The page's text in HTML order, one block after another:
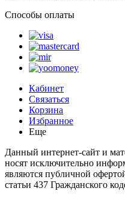
Способы оплаты
Кабинет
Связаться
Корзина
Избранное
Еще
Данный интернет-сайт и
носят исключительно
являются публичной
статьи 437 Гражданского